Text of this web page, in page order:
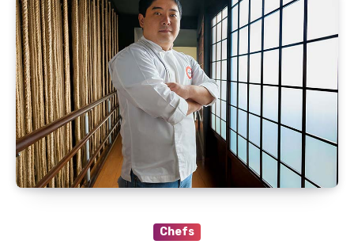
Chefs